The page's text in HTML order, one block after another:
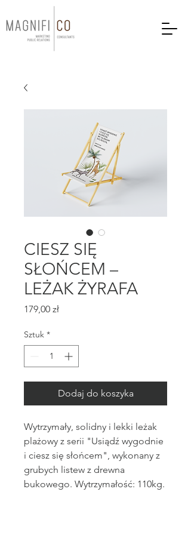
CIESZ SIĘ
SŁOŃCEM –
LEŻAK ŻYRAFA
179,00 złCena
Sztuk *
Dodaj do koszyka
Wytrzymały, solidny i lekki leżak
plażowy z serii "Usiądź wygodnie
i ciesz się słońcem", wykonany z
grubych listew z drewna
bukowego. Wytrzymałość: 110kg.